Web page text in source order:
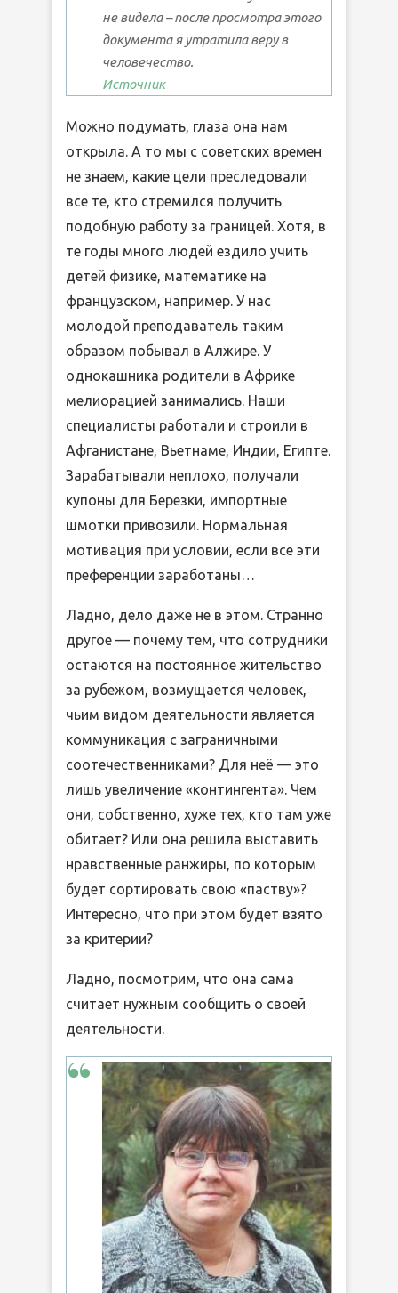
не видела – после просмотра этого
документа я утратила веру в
человечество.
Источник
Можно подумать, глаза она нам
открыла. А то мы с советских времен
не знаем, какие цели преследовали
все те, кто стремился получить
подобную работу за границей. Хотя, в
те годы много людей ездило учить
детей физике, математике на
французском, например. У нас
молодой преподаватель таким
образом побывал в Алжире. У
однокашника родители в Африке
мелиорацией занимались. Наши
специалисты работали и строили в
Афганистане, Вьетнаме, Индии, Египте.
Зарабатывали неплохо, получали
купоны для Березки, импортные
шмотки привозили. Нормальная
мотивация при условии, если все эти
преференции заработаны…
Ладно, дело даже не в этом. Странно
другое — почему тем, что сотрудники
остаются на постоянное жительство
за рубежом, возмущается человек,
чьим видом деятельности является
коммуникация с заграничными
соотечественниками? Для неё — это
лишь увеличение «контингента». Чем
они, собственно, хуже тех, кто там уже
обитает? Или она решила выставить
нравственные ранжиры, по которым
будет сортировать свою «паству»?
Интересно, что при этом будет взято
за критерии?
Ладно, посмотрим, что она сама
считает нужным сообщить о своей
деятельности.